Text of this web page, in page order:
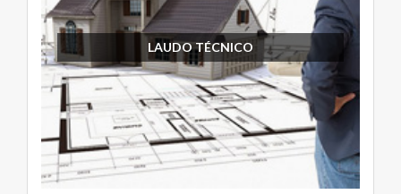
LAUDO TÉCNICO